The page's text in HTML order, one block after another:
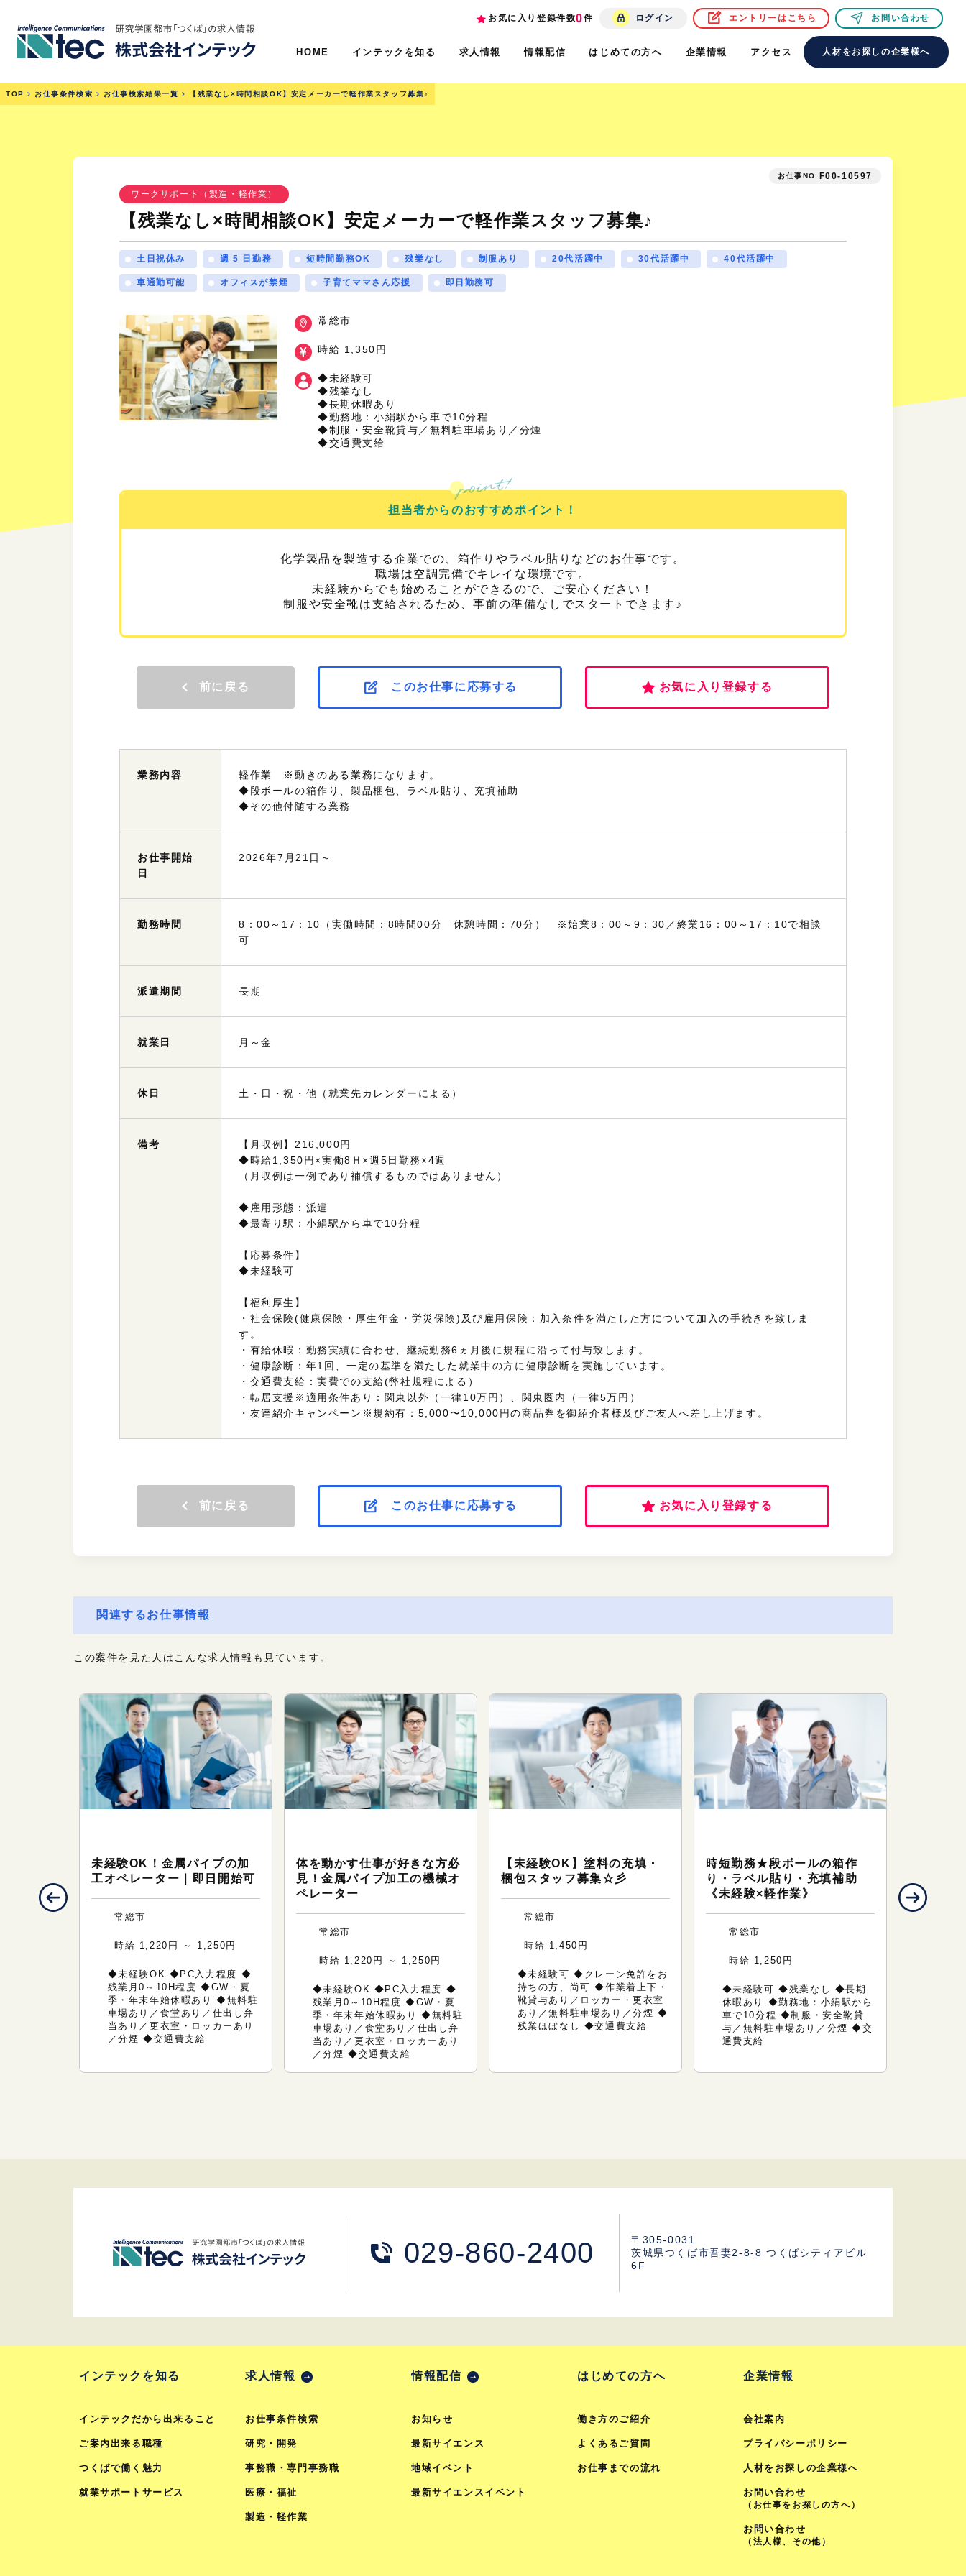
お気に入り登録件数0件 ログイン エントリーはこちら お問い合わせ
HOME インテックを知る 求人情報 情報配信 はじめての方へ 企業情報 アクセス 人材をお探しの企業様へ
TOP お仕事条件検索 お仕事検索結果一覧 【残業なし×時間相談OK】安定メーカーで軽作業スタッフ募集♪
お仕事NO.
F00-10597
ワークサポート（製造・軽作業）
【残業なし×時間相談OK】安定メーカーで軽作業スタッフ募集♪
土日祝休み 週 5 日勤務 短時間勤務OK 残業なし 制服あり 20代活躍中 30代活躍中 40代活躍中
車通勤可能 オフィスが禁煙 子育てママさん応援 即日勤務可
常総市
時給 1,350円
◆未経験可
◆残業なし
◆長期休暇あり
◆勤務地：小絹駅から車で10分程
◆制服・安全靴貸与／無料駐車場あり／分煙
◆交通費支給
担当者からのおすすめポイント！
化学製品を製造する企業での、箱作りやラベル貼りなどのお仕事です。
職場は空調完備でキレイな環境です。
未経験からでも始めることができるので、ご安心ください！
制服や安全靴は支給されるため、事前の準備なしでスタートできます♪
前に戻る このお仕事に応募する お気に入り登録する
業務内容
軽作業 ※動きのある業務になります。
◆段ボールの箱作り、製品梱包、ラベル貼り、充填補助
◆その他付随する業務
お仕事 開始
日
2026年7月21日～
勤務時間
8：00～17：10（実働時間：8時間00分 休憩時間：70分） ※始業8：00～9：30／終業16：00～17：10で相談
可
派遣期間 長期
就業日 月～金
休日 土・日・祝・他（就業先カレンダーによる）
備考
【月収例】216,000円
◆時給1,350円×実働8Ｈ×週5日勤務×4週
（月収例は一例であり補償するものではありません）
◆雇用形態：派遣
◆最寄り駅：小絹駅から車で10分程
【応募条件】
◆未経験可
【福利厚生】
・社会保険(健康保険・厚生年金・労災保険)及び雇用保険：加入条件を満たした方について加入の手続きを致しま
す。
・有給休暇：勤務実績に合わせ、継続勤務6ヵ月後に規程に沿って付与致します。
・健康診断：年1回、一定の基準を満たした就業中の方に健康診断を実施しています。
・交通費支給：実費での支給(弊社規程による）
・転居支援※適用条件あり：関東以外（一律10万円）、関東圏内（一律5万円）
・友達紹介キャンペーン※規約有：5,000〜10,000円の商品券を御紹介者様及びご友人へ差し上げます。
前に戻る このお仕事に応募する お気に入り登録する
関連するお仕事情報
この案件を見た人はこんな求人情報も見ています。
未経験OK！金属パイプの加
工オペレーター｜即日開始可
常総市
時給 1,220円 ～ 1,250円
◆未経験OK ◆PC入力程度 ◆
残業月0～10H程度 ◆GW・夏
季・年末年始休暇あり ◆無料駐
車場あり／食堂あり／仕出し弁
当あり／更衣室・ロッカーあり
／分煙 ◆交通費支給
体を動かす仕事が好きな方必
見！金属パイプ加工の機械オ
ペレーター
常総市
時給 1,220円 ～ 1,250円
◆未経験OK ◆PC入力程度 ◆
残業月0～10H程度 ◆GW・夏
季・年末年始休暇あり ◆無料駐
車場あり／食堂あり／仕出し弁
当あり／更衣室・ロッカーあり
／分煙 ◆交通費支給
【未経験OK】塗料の充填・
梱包スタッフ募集☆彡
常総市
時給 1,450円
◆未経験可 ◆クレーン免許をお
持ちの方、尚可 ◆作業着上下・
靴貸与あり／ロッカー・更衣室
あり／無料駐車場あり／分煙 ◆
残業ほぼなし ◆交通費支給
時短勤務★段ボールの箱作
り・ラベル貼り・充填補助
《未経験×軽作業》
常総市
時給 1,250円
◆未経験可 ◆残業なし ◆長期
休暇あり ◆勤務地：小絹駅から
車で10分程 ◆制服・安全靴貸
与／無料駐車場あり／分煙 ◆交
通費支給
のお仕事
029-860-2400
〒305-0031
茨城県つくば市吾妻2-8-8 つくばシティアビル
6F
インテックを知る
インテックだから出来ること
ご案内出来る職種
つくばで働く魅力
就業サポートサービス
求人情報
お仕事条件検索
研究・開発
事務職・専門事務職
医療・福祉
製造・軽作業
情報配信
お知らせ
最新サイエンス
地域イベント
最新サイエンスイベント
はじめての方へ
働き方のご紹介
よくあるご質問
お仕事までの流れ
企業情報
会社案内
プライバシーポリシー
人材をお探しの企業様へ
お問い合わせ
（お仕事をお探しの方へ）
お問い合わせ
（法人様、その他）